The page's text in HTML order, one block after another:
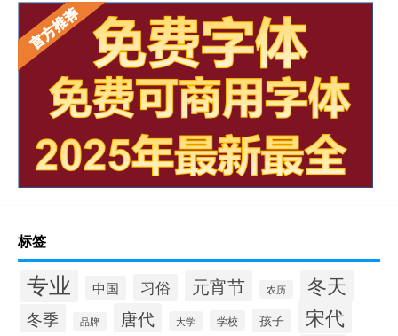
标签
专业 中国 习俗 元宵节 农历 冬天
冬季 品牌 唐代 大学 学校 孩子 宋代